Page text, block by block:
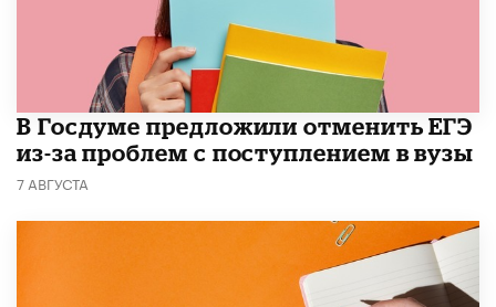
В Госдуме предложили отменить ЕГЭ
из-за проблем с поступлением в вузы
7 АВГУСТА